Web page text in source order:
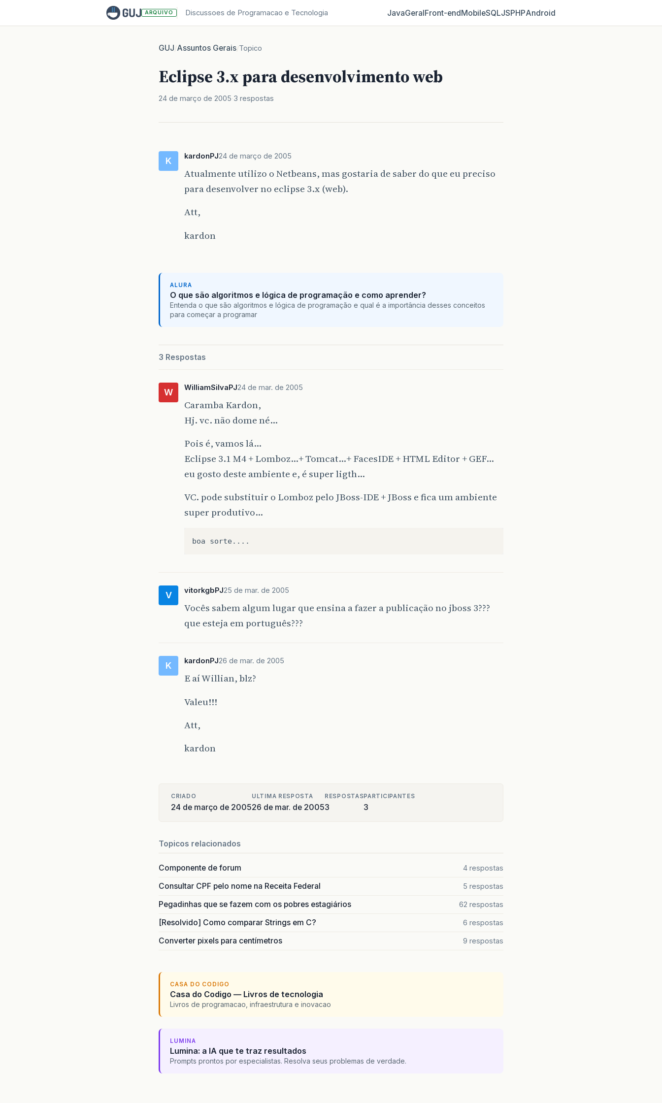
ARQUIVO Discussoes de Programacao e Tecnologia JavaGeralFront‑endMobileSQLJSPHPAndroid
GUJ/Assuntos Gerais/Topico
Eclipse 3.x para desenvolvimento web
24 de março de 2005 3 respostas
K kardonPJ24 de março de 2005
Atualmente utilizo o Netbeans, mas gostaria de saber do que eu preciso
para desenvolver no eclipse 3.x (web).
Att,
kardon
ALURA
O que são algoritmos e lógica de programação e como aprender?
Entenda o que são algoritmos e lógica de programação e qual é a importância desses conceitos
para começar a programar
3 Respostas
W WilliamSilvaPJ24 de mar. de 2005
Caramba Kardon,
Hj. vc. não dome né…
Pois é, vamos lá…
Eclipse 3.1 M4 + Lomboz…+ Tomcat…+ FacesIDE + HTML Editor + GEF…
eu gosto deste ambiente e, é super ligth…
VC. pode substituir o Lomboz pelo JBoss-IDE + JBoss e fica um ambiente
super produtivo…
V vitorkgbPJ25 de mar. de 2005
Vocês sabem algum lugar que ensina a fazer a publicação no jboss 3???
que esteja em português???
K kardonPJ26 de mar. de 2005
E aí Willian, blz?
Valeu!!!
Att,
kardon
CRIADO
24 de março de 2005
ULTIMA RESPOSTA
26 de mar. de 2005
RESPOSTAS
3
PARTICIPANTES
3
Topicos relacionados
Componente de forum 4 respostas
Consultar CPF pelo nome na Receita Federal 5 respostas
Pegadinhas que se fazem com os pobres estagiários 62 respostas
[Resolvido] Como comparar Strings em C? 6 respostas
Converter pixels para centímetros 9 respostas
CASA DO CODIGO
Casa do Codigo — Livros de tecnologia
Livros de programacao, infraestrutura e inovacao
LUMINA
Lumina: a IA que te traz resultados
Prompts prontos por especialistas. Resolva seus problemas de verdade.